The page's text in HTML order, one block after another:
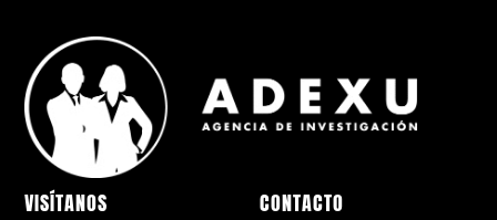
VISÍTANOS CONTACTO